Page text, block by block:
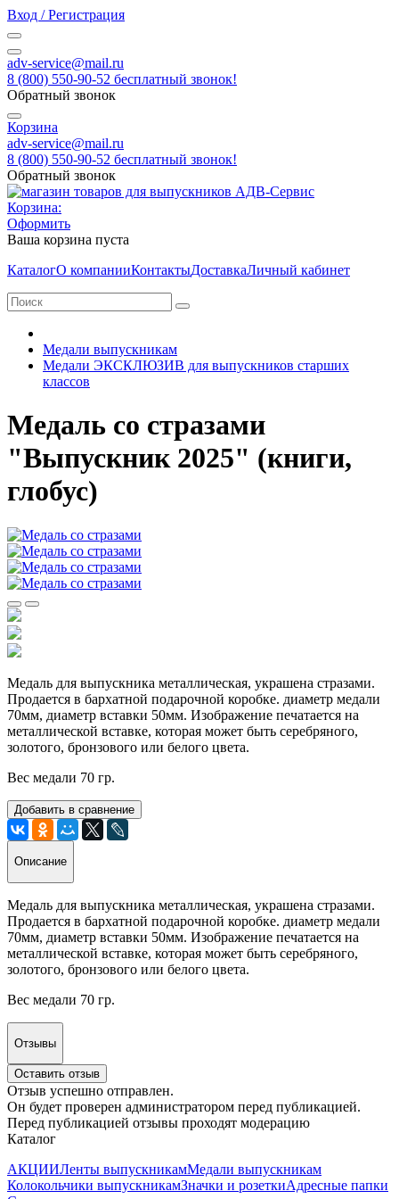
Вход / Регистрация
adv-service@mail.ru
8 (800) 550-90-52 бесплатный звонок!
Обратный звонок
Корзина
adv-service@mail.ru
8 (800) 550-90-52 бесплатный звонок!
Обратный звонок
Корзина:
Оформить
Ваша корзина пуста
КаталогО компанииКонтактыДоставкаЛичный кабинет
Медали выпускникам
Медали ЭКСКЛЮЗИВ для выпускников старших
классов
Медаль со стразами
"Выпускник 2025" (книги,
глобус)
Медаль для выпускника металлическая, украшена стразами.
Продается в бархатной подарочной коробке. диаметр медали
70мм, диаметр вставки 50мм. Изображение печатается на
металлической вставке, которая может быть серебряного,
золотого, бронзового или белого цвета.
Вес медали 70 гр.
Добавить в сравнение
Описание
Медаль для выпускника металлическая, украшена стразами.
Продается в бархатной подарочной коробке. диаметр медали
70мм, диаметр вставки 50мм. Изображение печатается на
металлической вставке, которая может быть серебряного,
золотого, бронзового или белого цвета.
Вес медали 70 гр.
Отзывы
Оставить отзыв
Отзыв успешно отправлен.
Он будет проверен администратором перед публикацией.
Перед публикацией отзывы проходят модерацию
Каталог
АКЦИИЛенты выпускникамМедали выпускникам
Колокольчики выпускникамЗначки и розеткиАдресные папки